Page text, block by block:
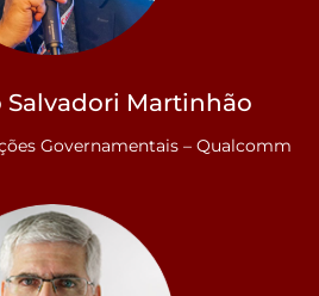
Martinhão
Governamentais – Qualcomm